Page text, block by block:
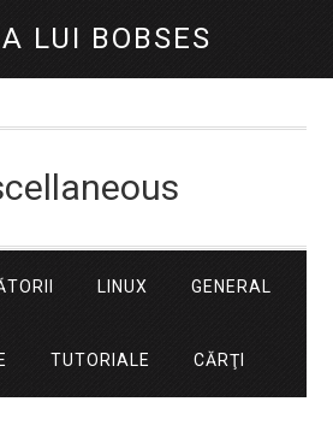
LUI BOBSES
LINUX GENERAL
TUTORIALE CĂRŢI